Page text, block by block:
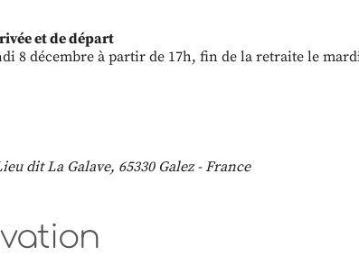
et de départ
8 décembre à partir de 17h, fin de la retraite le
dit La Galave, 65330 Galez - France